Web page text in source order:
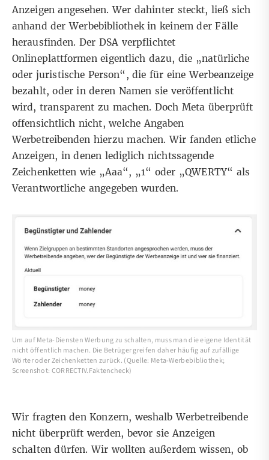
Anzeigen angesehen. Wer dahinter steckt, ließ sich
anhand der Werbebibliothek in keinem der Fälle
herausfinden. Der DSA verpflichtet
Onlineplattformen eigentlich dazu, die „natürliche
oder juristische Person“, die für eine Werbeanzeige
bezahlt, oder in deren Namen sie veröffentlicht
wird, transparent zu machen. Doch Meta überprüft
offensichtlich nicht, welche Angaben
Werbetreibenden hierzu machen. Wir fanden etliche
Anzeigen, in denen lediglich nichtssagende
Zeichenketten wie „Aaa“, „1“ oder „QWERTY“ als
Verantwortliche angegeben wurden.
Um auf Meta-Diensten Werbung zu schalten, muss man die eigene Identität
nicht öffentlich machen. Die Betrüger greifen daher häufig auf zufällige
Wörter oder Zeichenketten zurück. (Quelle: Meta-Werbebibliothek;
Screenshot: CORRECTIV.Faktencheck)
Wir fragten den Konzern, weshalb Werbetreibende
nicht überprüft werden, bevor sie Anzeigen
schalten dürfen. Wir wollten außerdem wissen, ob